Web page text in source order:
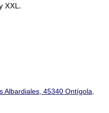
XXL.
Albardiales, 45340 Ontígola,